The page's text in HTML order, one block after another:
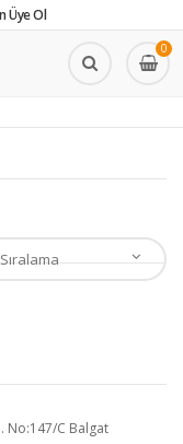
Üye Ol
0
No:147/C Balgat